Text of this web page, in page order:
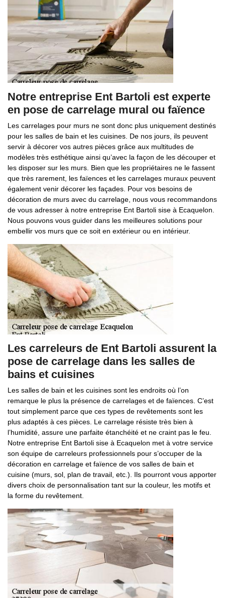
Notre entreprise Ent Bartoli est experte
en pose de carrelage mural ou faïence
Les carrelages pour murs ne sont donc plus uniquement destinés
pour les salles de bain et les cuisines. De nos jours, ils peuvent
servir à décorer vos autres pièces grâce aux multitudes de
modèles très esthétique ainsi qu’avec la façon de les découper et
les disposer sur les murs. Bien que les propriétaires ne le fassent
que très rarement, les faïences et les carrelages muraux peuvent
également venir décorer les façades. Pour vos besoins de
décoration de murs avec du carrelage, nous vous recommandons
de vous adresser à notre entreprise Ent Bartoli sise à Ecaquelon.
Nous pouvons vous guider dans les meilleures solutions pour
embellir vos murs que ce soit en extérieur ou en intérieur.
Les carreleurs de Ent Bartoli assurent la
pose de carrelage dans les salles de
bains et cuisines
Les salles de bain et les cuisines sont les endroits où l’on
remarque le plus la présence de carrelages et de faïences. C’est
tout simplement parce que ces types de revêtements sont les
plus adaptés à ces pièces. Le carrelage résiste très bien à
l’humidité, assure une parfaite étanchéité et ne craint pas le feu.
Notre entreprise Ent Bartoli sise à Ecaquelon met à votre service
son équipe de carreleurs professionnels pour s’occuper de la
décoration en carrelage et faïence de vos salles de bain et
cuisine (murs, sol, plan de travail, etc.). Ils pourront vous apporter
divers choix de personnalisation tant sur la couleur, les motifs et
la forme du revêtement.